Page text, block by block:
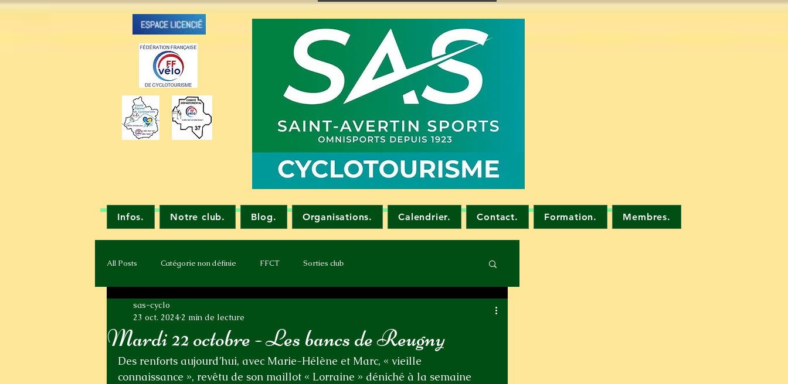
Infos. Notre club. Blog. Organisations. Calendrier. Contact. Formation. Membres.
All Posts Catégorie non définie FFCT Sorties club
Mardi 22 octobre - Les bancs de Reugny
sas-cyclo
23 oct. 2024 2 min de lecture
Des renforts aujourd’hui, avec Marie-Hélène et Marc, « vieille
connaissance », revêtu de son maillot « Lorraine » déniché à la semaine